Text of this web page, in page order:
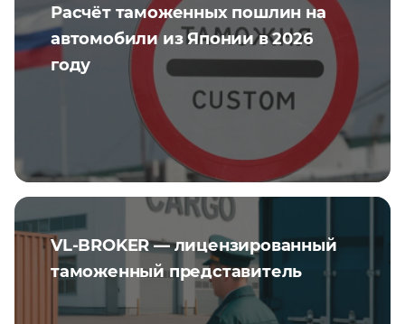
Расчёт таможенных пошлин на
автомобили из Японии в 2026
году
VL-BROKER — лицензированный
таможенный представитель